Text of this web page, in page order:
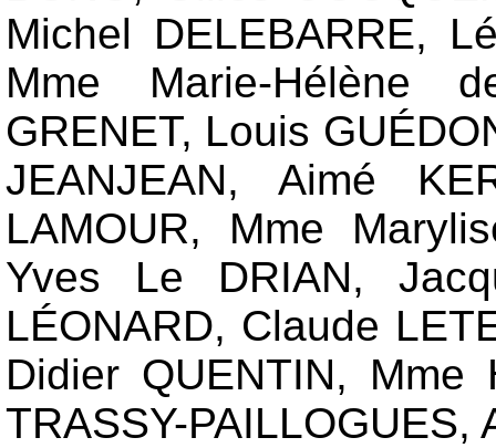
Michel DELEBARRE,
Mme Marie-Hélène
GRENET, Louis
JEANJEAN, Aimé
LAMOUR, Mme
Yves Le DRIAN,
LÉONARD, Claude
Didier QUENTIN, Mme
TRASSY-PAILLOGUES,